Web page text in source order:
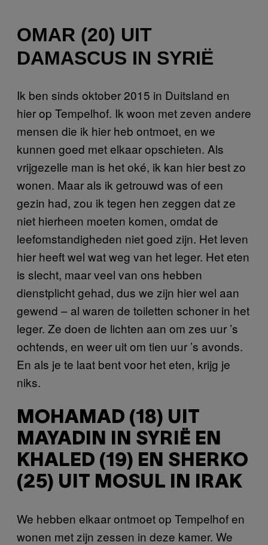
OMAR (20) UIT
DAMASCUS IN SYRIË
Ik ben sinds oktober 2015 in Duitsland en
hier op Tempelhof. Ik woon met zeven andere
mensen die ik hier heb ontmoet, en we
kunnen goed met elkaar opschieten. Als
vrijgezelle man is het oké, ik kan hier best zo
wonen. Maar als ik getrouwd was of een
gezin had, zou ik tegen hen zeggen dat ze
niet hierheen moeten komen, omdat de
leefomstandigheden niet goed zijn. Het leven
hier heeft wel wat weg van het leger. Het eten
is slecht, maar veel van ons hebben
dienstplicht gehad, dus we zijn hier wel aan
gewend – al waren de toiletten schoner in het
leger. Ze doen de lichten aan om zes uur ’s
ochtends, en weer uit om tien uur ’s avonds.
En als je te laat bent voor het eten, krijg je
niks.
MOHAMAD (18) UIT
MAYADIN IN SYRIË EN
KHALED (19) EN SHERKO
(25) UIT MOSUL IN IRAK
We hebben elkaar ontmoet op Tempelhof en
wonen met zijn zessen in deze kamer. We